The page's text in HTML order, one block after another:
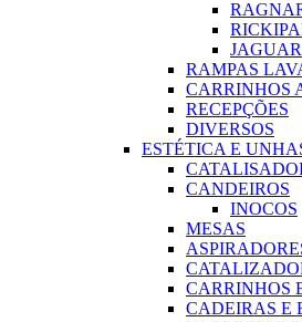
JAGUAR
RAMPAS
CARRINHOS
RECEPÇÕES
DIVERSOS
ESTÉTICA E
CANDEIROS
INOCOS
MESAS
CARRINHOS
CADEIRAS E